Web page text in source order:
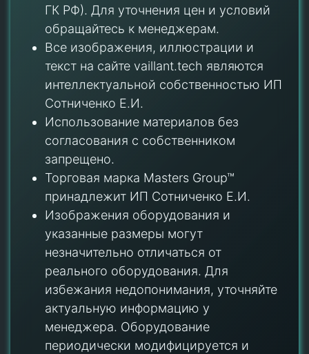
ГК РФ). Для уточнения цен и условий
обращайтесь к менеджерам.
Все изображения, иллюстрации и
текст на сайте vaillant.tech являются
интеллектуальной собственностью ИП
Сотниченко Е.И.
Использование материалов без
согласования с собственником
запрещено.
Торговая марка Masters Group™
принадлежит ИП Сотниченко Е.И.
Изображения оборудования и
указанные размеры могут
незначительно отличаться от
реального оборудования. Для
избежания недопонимания, уточняйте
актуальную информацию у
менеджера. Оборудование
периодически модифицируется и